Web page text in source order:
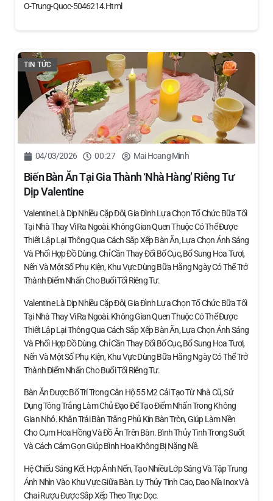
O-Trung-Quoc-5046214.html
TIN TỨC
04/03/2026 00:27 Mai Hoang Minh
Biến Bàn Ăn Tại Gia Thành ‘nhà Hàng’ Riêng Tư
Dịp Valentine
Valentine Là Dịp Nhiều Cặp Đôi, Gia Đình Lựa Chọn Tổ Chức Bữa Tối
Tại Nhà Thay Vì Ra Ngoài. Không Gian Quen Thuộc Có Thể Được
Thiết Lập Lại Thông Qua Cách Sắp Xếp Bàn Ăn, Lựa Chọn Ánh Sáng
Và Phối Hợp Đồ Dùng. Chỉ Cần Thay Đổi Bố Cục, Bổ Sung Hoa Tươi,
Nến Và Một Số Phụ Kiện, Khu Vực Dùng Bữa Hằng Ngày Có Thể Trở
Thành Điểm Nhấn Cho Buổi Tối Riêng Tư.
Valentine Là Dịp Nhiều Cặp Đôi, Gia Đình Lựa Chọn Tổ Chức Bữa Tối
Tại Nhà Thay Vì Ra Ngoài. Không Gian Quen Thuộc Có Thể Được
Thiết Lập Lại Thông Qua Cách Sắp Xếp Bàn Ăn, Lựa Chọn Ánh Sáng
Và Phối Hợp Đồ Dùng. Chỉ Cần Thay Đổi Bố Cục, Bổ Sung Hoa Tươi,
Nến Và Một Số Phụ Kiện, Khu Vực Dùng Bữa Hằng Ngày Có Thể Trở
Thành Điểm Nhấn Cho Buổi Tối Riêng Tư.
Bàn Ăn Được Bố Trí Trong Căn Hộ 55 M2 Cải Tạo Từ Nhà Cũ, Sử
Dụng Tông Trắng Làm Chủ Đạo Để Tạo Điểm Nhấn Trong Không
Gian Nhỏ. Khăn Trải Bàn Trắng Phủ Kín Bàn Tròn, Giúp Làm Nền
Cho Cụm Hoa Hồng Và Đồ Ăn Trên Bàn. Bình Thủy Tinh Trong Suốt
Và Cách Cắm Gọn Giúp Bình Hoa Không Bị Nặng Nề.
Hệ Chiếu Sáng Kết Hợp Ánh Nến, Tạo Nhiều Lớp Sáng Và Tập Trung
Ánh Nhìn Vào Khu Vực Giữa Bàn. Ly Thủy Tinh Cao, Dao Nĩa Inox Và
Chai Rượu Được Sắp Xếp Theo Trục Dọc.